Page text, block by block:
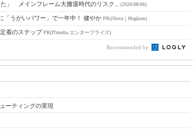
」 メインフレーム大撤退時代のリスク... (2026/08/06)
「うがいパワー」で一年中！ 健やか PR(iNova｜Hugkum)
着のステップPR(ITmedia エンタープライズ)
Recommended by
ーティングの実現